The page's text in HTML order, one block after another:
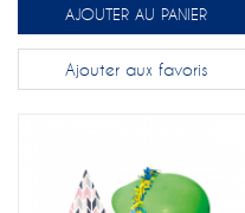
AJOUTER AU PANIER
Ajouter aux favoris